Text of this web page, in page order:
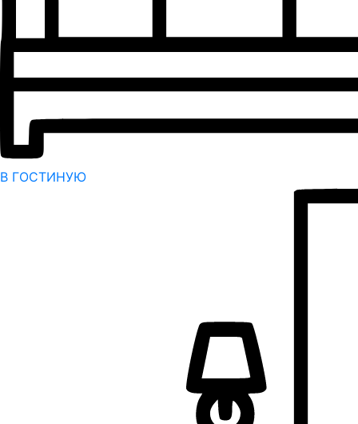
В ГОСТИНУЮ